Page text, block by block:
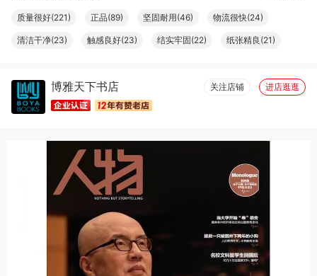
质量很好(221) 正品(89) 坚固耐用(46) 物流很快(24)
清洁干净(23) 触感良好(23) 结实牢固(22) 纸张精良(21)
厚度适中(18) 设计一流(17) 容量够大(14)
优美详细(13) 包装很好(11)
博雅天下书店 关注店铺 进店逛逛